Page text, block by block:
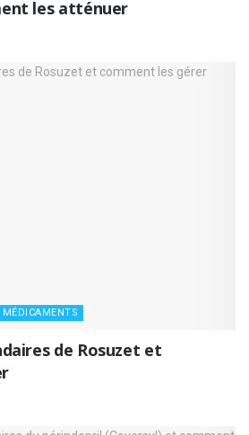
les atténuer
MÉDICAMENTS
de Rosuzet et